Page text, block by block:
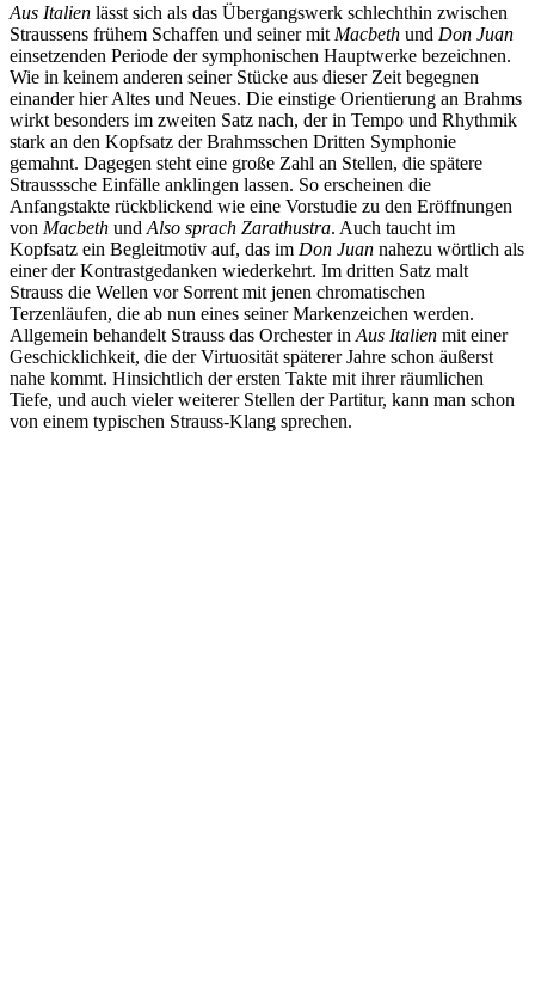
Aus Italien lässt sich als das Übergangswerk schlechthin zwischen
Straussens frühem Schaffen und seiner mit Macbeth und Don Juan
einsetzenden Periode der symphonischen Hauptwerke bezeichnen.
Wie in keinem anderen seiner Stücke aus dieser Zeit begegnen
einander hier Altes und Neues. Die einstige Orientierung an Brahms
wirkt besonders im zweiten Satz nach, der in Tempo und Rhythmik
stark an den Kopfsatz der Brahmsschen Dritten Symphonie
gemahnt. Dagegen steht eine große Zahl an Stellen, die spätere
Strausssche Einfälle anklingen lassen. So erscheinen die
Anfangstakte rückblickend wie eine Vorstudie zu den Eröffnungen
von Macbeth und Also sprach Zarathustra. Auch taucht im
Kopfsatz ein Begleitmotiv auf, das im Don Juan nahezu wörtlich als
einer der Kontrastgedanken wiederkehrt. Im dritten Satz malt
Strauss die Wellen vor Sorrent mit jenen chromatischen
Terzenläufen, die ab nun eines seiner Markenzeichen werden.
Allgemein behandelt Strauss das Orchester in Aus Italien mit einer
Geschicklichkeit, die der Virtuosität späterer Jahre schon äußerst
nahe kommt. Hinsichtlich der ersten Takte mit ihrer räumlichen
Tiefe, und auch vieler weiterer Stellen der Partitur, kann man schon
von einem typischen Strauss-Klang sprechen.